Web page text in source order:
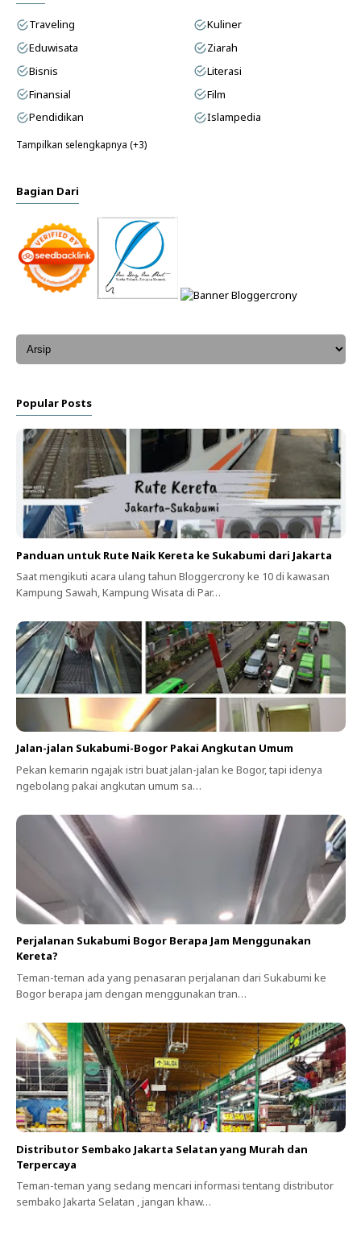
Traveling
Kuliner
Eduwisata
Ziarah
Bisnis
Literasi
Finansial
Film
Pendidikan
Islampedia
Tampilkan selengkapnya (+3)
Bagian Dari
Popular Posts
Panduan untuk Rute Naik Kereta ke Sukabumi dari Jakarta
Saat mengikuti acara ulang tahun Bloggercrony ke 10 di kawasan
Kampung Sawah, Kampung Wisata di Par…
Jalan-jalan Sukabumi-Bogor Pakai Angkutan Umum
Pekan kemarin ngajak istri buat jalan-jalan ke Bogor, tapi idenya
ngebolang pakai angkutan umum sa…
Perjalanan Sukabumi Bogor Berapa Jam Menggunakan
Kereta?
Teman-teman ada yang penasaran perjalanan dari Sukabumi ke
Bogor berapa jam dengan menggunakan tran…
Distributor Sembako Jakarta Selatan yang Murah dan
Terpercaya
Teman-teman yang sedang mencari informasi tentang distributor
sembako Jakarta Selatan , jangan khaw…